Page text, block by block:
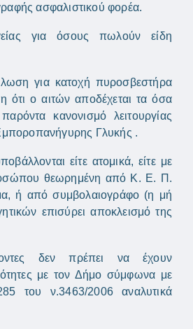
ασφαλιστικού φορέα.
για όσους πωλούν είδη
για κατοχή πυροσβεστήρα
ο αιτών αποδέχεται τα όσα
κανονισμό λειτουργίας
Γλυκής .
είτε ατομικά, είτε με
θεωρημένη από Κ. Ε. Π.
ή από συμβολαιογράφο (η μή
επισύρει αποκλεισμό της
δεν πρέπει να έχουν
με τον Δήμο σύμφωνα με
του ν.3463/2006 αναλυτικά